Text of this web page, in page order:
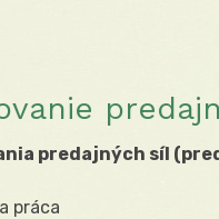
predajných síl
práca